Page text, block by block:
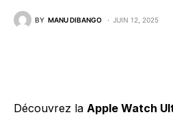
BY MANU DIBANGO JUIN 12, 2025
Découvrez la Apple Watch